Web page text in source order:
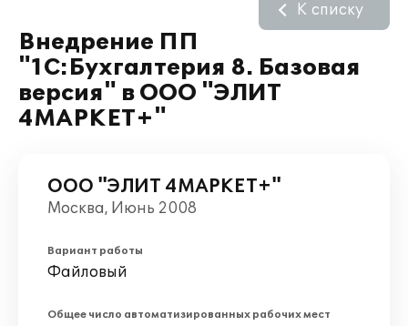
Внедрение ПП
"1С:Бухгалтерия 8. Базовая
версия" в ООО "ЭЛИТ
4МАРКЕТ+"
К списку
ООО "ЭЛИТ 4МАРКЕТ+"
Москва, Июнь 2008
Вариант работы
Файловый
Общее число автоматизированных рабочих мест